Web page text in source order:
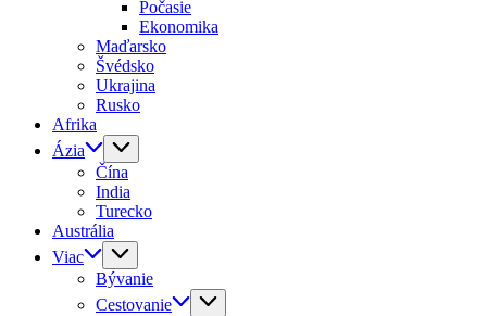
Počasie
Ekonomika
Maďarsko
Švédsko
Ukrajina
Rusko
Afrika
Ázia
Čína
India
Turecko
Austrália
Viac
Bývanie
Cestovanie